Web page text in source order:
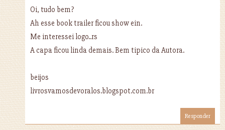
Oi, tudo bem?
Ah esse book trailer ficou show ein.
Me interessei logo..rs
A capa ficou linda demais. Bem tipico da Autora.
beijos
livrosvamosdevoralos.blogspot.com.br
Responder